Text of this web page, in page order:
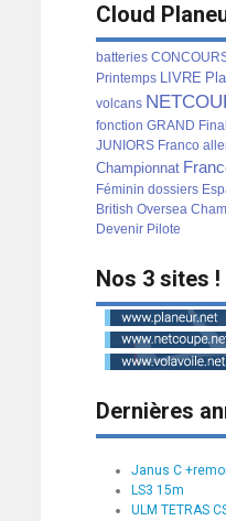
Cloud
batteries
Printemps LIVRE
volcans
fonction GRAND Final
JUNIORS Franco
Championnat
Féminin dossiers
British Oversea
Devenir Pilote
Nos 3 sites !
Dernières
Janus C
LS3 15m
ULM TETRAS